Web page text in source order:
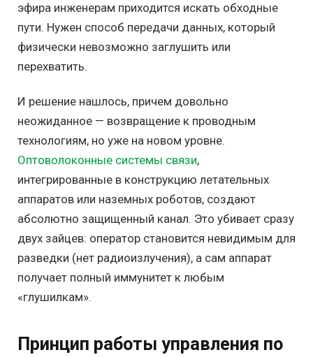
эфира инженерам приходится искать обходные
пути. Нужен способ передачи данных, который
физически невозможно заглушить или
перехватить.
И решение нашлось, причем довольно
неожиданное — возвращение к проводным
технологиям, но уже на новом уровне.
Оптоволоконные системы связи,
интегрированные в конструкцию летательных
аппаратов или наземных роботов, создают
абсолютно защищенный канал. Это убивает сразу
двух зайцев: оператор становится невидимым для
разведки (нет радиоизлучения), а сам аппарат
получает полный иммунитет к любым
«глушилкам».
Принцип работы управления по